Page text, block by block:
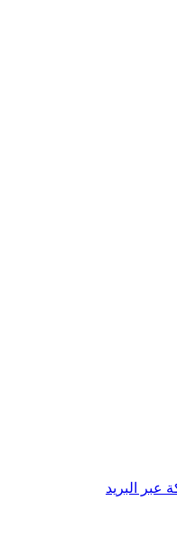
عبر البريد